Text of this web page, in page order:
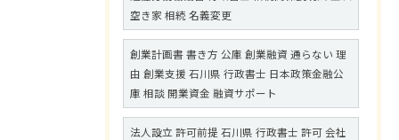
空き家 相続 名義変更
創業計画書 書き方 公庫 創業融資 通らない 理
由 創業支援 石川県 行政書士 日本政策金融公
庫 相談 開業資金 融資サポート
法人設立 許可前提 石川県 行政書士 許可 会社